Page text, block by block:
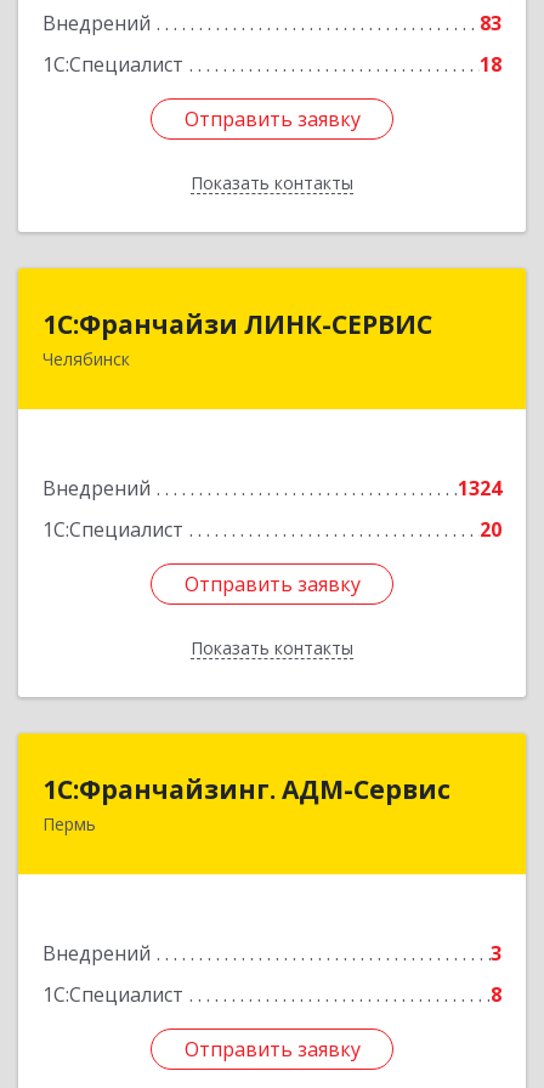
Внедрений
83
1С:Специалист
18
Отправить заявку
Показать контакты
Отправить заявку
Назад
1С:Франчайзи ЛИНК-СЕРВИС
Челябинск
Внедрений
1324
1С:Специалист
20
Отправить заявку
Показать контакты
1С:Франчайзи ЛИНК-СЕРВИС
454006, Челябинская обл, Челябинск г, 3
Отправить заявку
Назад
1С:Франчайзинг. АДМ-Сервис
Пермь
Внедрений
3
1С:Специалист
8
Отправить заявку
1С:Франчайзинг. АДМ-Сервис
614096, Пермский край, Пермь г, Ленина ул,
Отправить заявку